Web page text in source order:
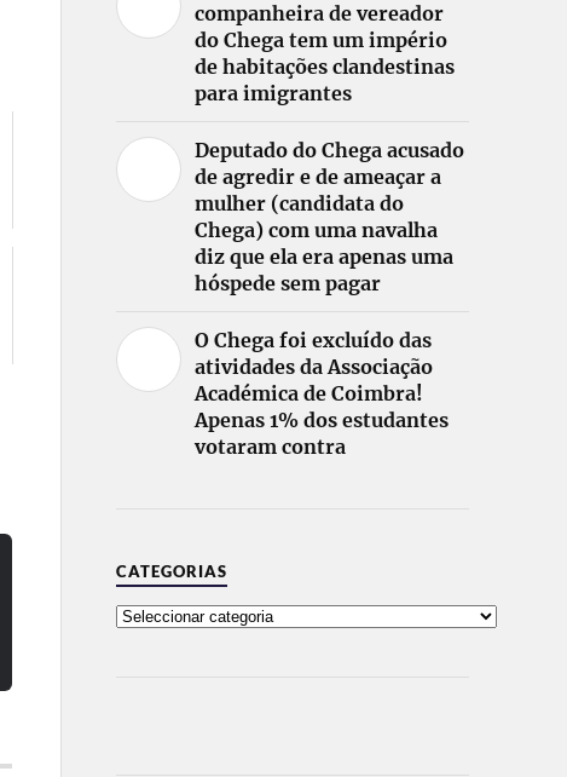
companheira de vereador
do Chega tem um império
de habitações clandestinas
para imigrantes
Deputado do Chega acusado
de agredir e de ameaçar a
mulher (candidata do
Chega) com uma navalha
diz que ela era apenas uma
hóspede sem pagar
O Chega foi excluído das
atividades da Associação
Académica de Coimbra!
Apenas 1% dos estudantes
votaram contra
CATEGORIAS